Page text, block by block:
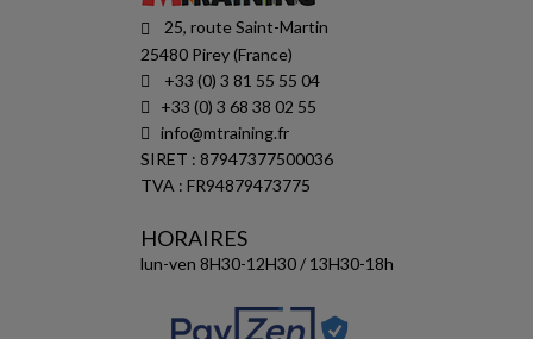
25, route Saint-Martin
25480 Pirey (France)
+33 (0) 3 81 55 55 04
+33 (0) 3 68 38 02 55
info@mtraining.fr
SIRET : 87947377500036
TVA : FR94879473775
HORAIRES
lun-ven 8H30-12H30 / 13H30-18h